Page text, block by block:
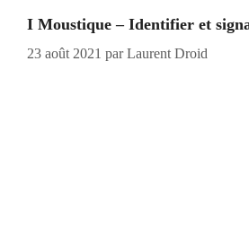
I Moustique – Identifier et
23 août 2021 parLaurent Droid